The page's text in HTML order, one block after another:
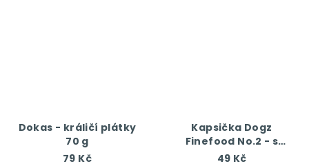
Dokas - králičí plátky
70 g
79 Kč
Kapsička Dogz
Finefood No.2 - s
hovězím masem 100 g
49 Kč